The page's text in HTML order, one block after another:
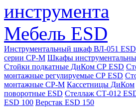
инструмента
Мебель ESD
Инструментальный шкаф ВЛ-051 ESD
серии СР-М Шкафы
Стойки подкатные ДиКом СР ESD
монтажные регулируемые СР ESD
монтажные СР-М Кассетницы ДиКом
поворотные ESD Стеллаж СТ-012
ESD 100 Верстак ESD 150